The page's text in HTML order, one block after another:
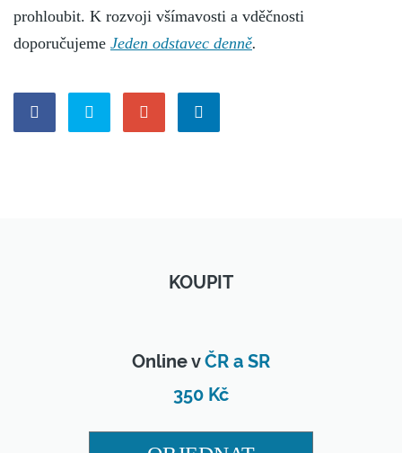
prohloubit. K rozvoji všímavosti a vděčnosti
doporučujeme Jeden odstavec denně.
KOUPIT
Online vČR a SR
350 Kč